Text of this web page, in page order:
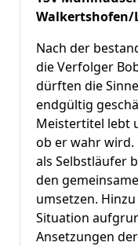
Nach der
die Verfolger
dürften die
endgültig
Meistertitel lebt
ob er wahr wird.
als Selbstläufer
den
umsetzen.
Situation
Ansetzungen